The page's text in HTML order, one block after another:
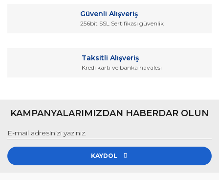
Güvenli Alışveriş
256bit SSL Sertifikası güvenlik
Taksitli Alışveriş
Kredi kartı ve banka havalesi
KAMPANYALARIMIZDAN HABERDAR OLUN
KAYDOL